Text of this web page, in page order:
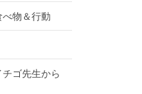
物＆行動
ゴ先生から